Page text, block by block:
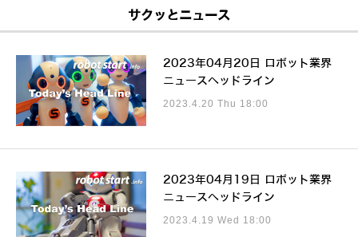
サクッとニュース
2023年04月20日 ロボット業界
ニュースヘッドライン
2023.4.20 Thu 18:00
2023年04月19日 ロボット業界
ニュースヘッドライン
2023.4.19 Wed 18:00